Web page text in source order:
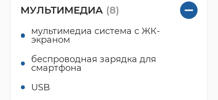
МУЛЬТИМЕДИА (8)
мультимедиа система с ЖК-
экраном
беспроводная зарядка для
смартфона
USB